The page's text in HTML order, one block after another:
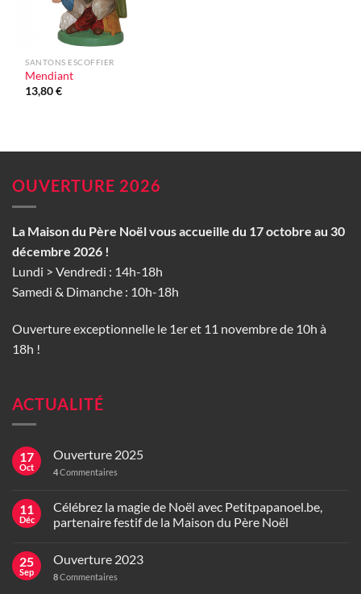
SANTONS ESCOFFIER
Mendiant
13,80€
OUVERTURE 2026
La Maison du Père Noël vous accueille du 17 octobre au 30
décembre 2026 !
Lundi > Vendredi : 14h-18h
Samedi & Dimanche : 10h-18h
Ouverture exceptionnelle le 1er et 11 novembre de 10h à
18h !
ACTUALITÉ
17
Oct
Ouverture 2025
4Commentaires
11
Déc
Célébrez la magie de Noël avec Petitpapanoel.be,
partenaire festif de la Maison du Père Noël
25
Sep
Ouverture 2023
8Commentaires